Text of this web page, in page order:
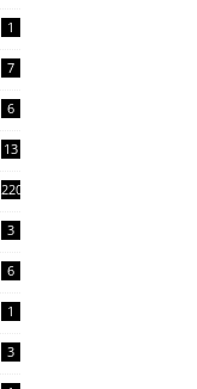
1
7
6
13
220
3
6
1
3